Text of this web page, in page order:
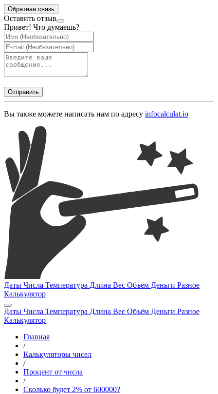
Обратная связь
Оставить отзыв
Привет! Что думаешь?
Отправить
Вы также можете написать нам по адресу infocalculat.io
Даты Числа Температура Длина Вес Объём Деньги Разное
Калькулятор
Даты Числа Температура Длина Вес Объём Деньги Разное
Калькулятор
Главная
/
Калькуляторы чисел
/
Процент от числа
/
Сколько будет 2% от 600000?